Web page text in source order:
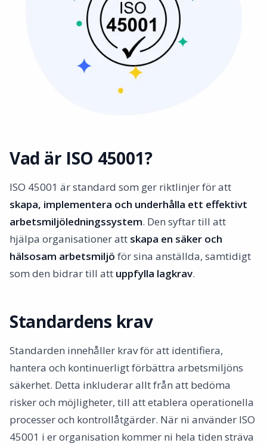
Vad är ISO 45001?
ISO 45001 är standard som ger riktlinjer för att
skapa, implementera och underhålla ett effektivt
arbetsmiljöledningssystem. Den syftar till att
hjälpa organisationer att skapa en säker och
hälsosam arbetsmiljö för sina anställda, samtidigt
som den bidrar till att uppfylla lagkrav.
Standardens krav
Standarden innehåller krav för att identifiera,
hantera och kontinuerligt förbättra arbetsmiljöns
säkerhet. Detta inkluderar allt från att bedöma
risker och möjligheter, till att etablera operationella
processer och kontrollåtgärder. När ni använder ISO
45001 i er organisation kommer ni hela tiden sträva